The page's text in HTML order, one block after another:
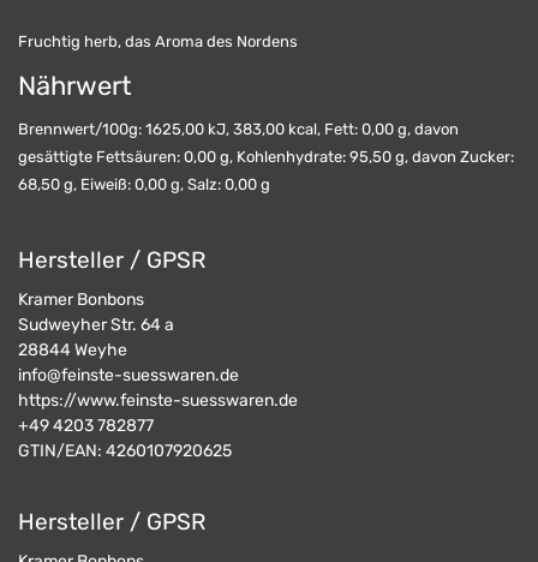
Fruchtig herb, das Aroma des Nordens
Nährwert
Brennwert/100g: 1625,00 kJ, 383,00 kcal, Fett: 0,00 g, davon
gesättigte Fettsäuren: 0,00 g, Kohlenhydrate: 95,50 g, davon Zucker:
68,50 g, Eiweiß: 0,00 g, Salz: 0,00 g
Hersteller / GPSR
Kramer Bonbons
Sudweyher Str. 64 a
28844Weyhe
info@feinste-suesswaren.de
https://www.feinste-suesswaren.de
+49 4203 782877
GTIN/EAN: 4260107920625
Hersteller / GPSR